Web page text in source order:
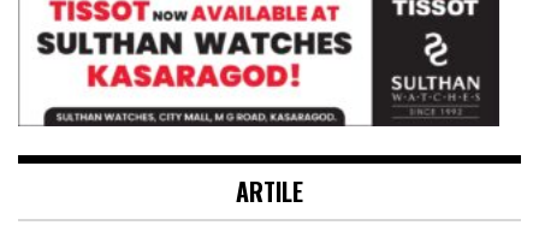
ARTILE